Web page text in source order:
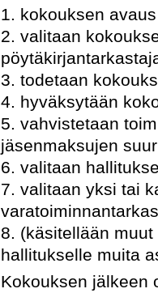
1. kokouksen avaus
2. valitaan
3. todetaan
4. hyväksytään
5. vahvistetaan
jäsenmaksujen
6. valitaan
7. valitaan yksi tai
8. (käsitellään
hallitukselle muita
Kokouksen jälkeen